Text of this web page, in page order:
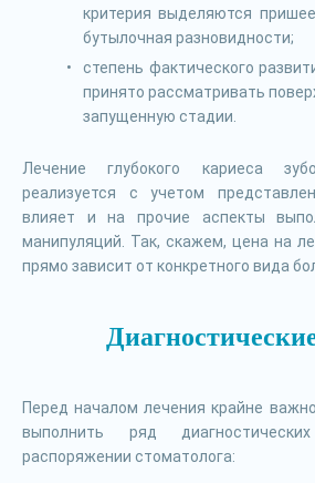
критерия выделяются
бутылочная разновидности;
степень фактического
принято рассматривать
запущенную стадии.
Лечение глубокого кариеса
реализуется с учетом
влияет и на прочие аспекты
манипуляций. Так, скажем, цена на
прямо зависит от конкретного вида
Перед началом лечения крайне
выполнить ряд
распоряжении стоматолога: